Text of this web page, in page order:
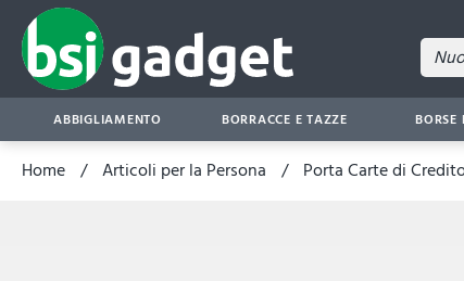
ABBIGLIAMENTO BORRACCE E TAZZE BORSE
Home Articoli per la Persona Porta Carte di